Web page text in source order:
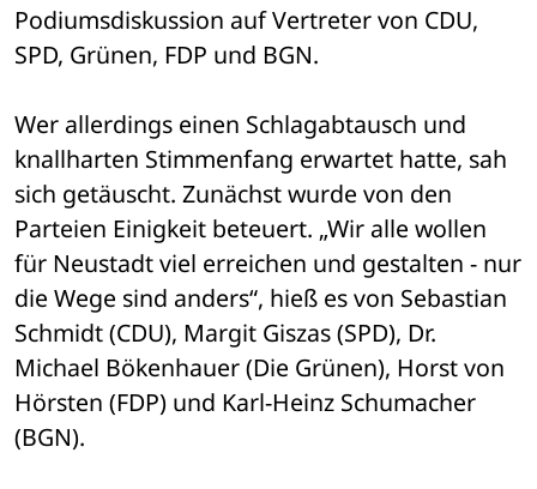
Podiumsdiskussion auf Vertreter von CDU,
SPD, Grünen, FDP und BGN.
Wer allerdings einen Schlagabtausch und
knallharten Stimmenfang erwartet hatte, sah
sich getäuscht. Zunächst wurde von den
Parteien Einigkeit beteuert. „Wir alle wollen
für Neustadt viel erreichen und gestalten - nur
die Wege sind anders“, hieß es von Sebastian
Schmidt (CDU), Margit Giszas (SPD), Dr.
Michael Bökenhauer (Die Grünen), Horst von
Hörsten (FDP) und Karl-Heinz Schumacher
(BGN).